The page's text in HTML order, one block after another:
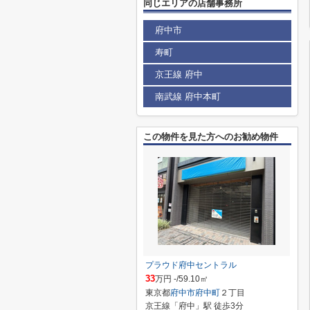
同じエリアの店舗事務所
府中市
寿町
京王線 府中
南武線 府中本町
この物件を見た方へのお勧め物件
プラウド府中セントラル
33万円 -/59.10㎡
東京都府中市府中町 ２丁目
京王線「府中」駅 徒歩3分